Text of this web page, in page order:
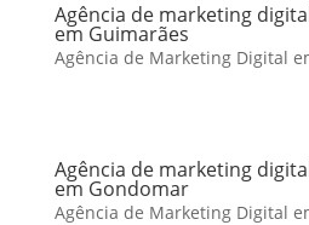
Agência de marketing
em Guimarães
Agência de Marketing Digital
Agência de marketing
em Gondomar
Agência de Marketing Digital